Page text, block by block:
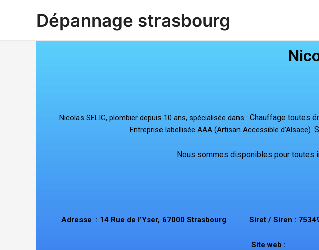
Dépannage strasbourg
Nicolas SELIG, plombier depuis 10 ans, spécialisée dans : Chauffage toutes
Entreprise labellisée AAA (Artisan Accessible d’Alsace).
Nous sommes disponibles pour toutes
Adresse : 14 Rue de l’Yser, 67000 Strasbourg Siret / Siren :
Site web :